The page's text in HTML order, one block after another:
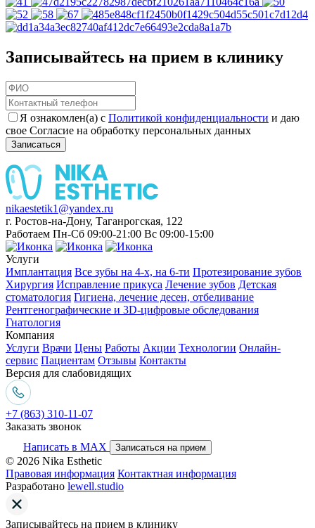
Записывайтесь на прием в клинику
Я ознакомлен(а) с Политикой конфиденциальности и даю
свое Согласие на обработку персональных данных
Записаться
nikaestetik1@yandex.ru
г. Ростов-на-Дону, Таганрогская, 122
Работаем Пн-Сб 09:00-21:00 Вс 09:00-15:00
Услуги
Имплантация Все зубы на 4-х, на 6-ти Протезирование зубов
Хирургия Исправление прикуса Лечение зубов Детская
стоматология Гигиена, лечение десен, отбеливание
Рентгенографические и 3D-цифровые обследования
Гнатология
Компания
Услуги Врачи Цены Работы Акции Технологии Онлайн-
сервис Пациентам Отзывы Контакты
Версия для слабовидящих
+7 (863) 310-11-07
Заказать звонок
Написать в MAX
Записаться на прием
© 2026 Nika Esthetic
Правовая информация Контактная информация
Разработано lewell.studio
Записывайтесь на прием в клинику